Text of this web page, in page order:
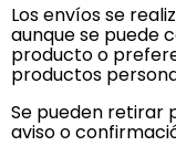
Los envíos se
aunque se puede
producto o
productos
Se pueden retirar
aviso o